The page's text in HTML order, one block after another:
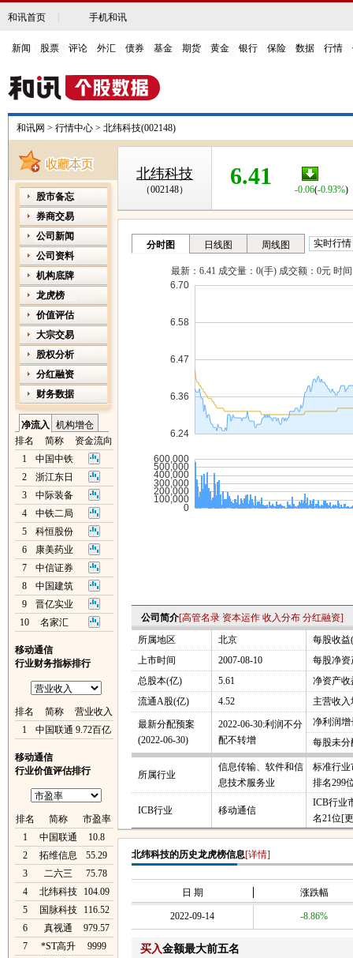
和讯首页 手机和讯
新闻 股票 评论 外汇 债券 基金 期货 黄金 银行 保险 数据 行情
和讯网 > 行情中心 > 北纬科技(002148)
股市备忘
券商交易
公司新闻
公司资料
机构底牌
龙虎榜
价值评估
大宗交易
股权分析
分红融资
财务数据
净流入
机构增仓
排名
简称
资金流向
1
中国中铁
2
浙江东日
3
中际装备
4
中铁二局
5
科恒股份
6
康美药业
7
中信证券
8
中国建筑
9
晋亿实业
10
名家汇
移动通信
行业财务指标排行
排名 简称
营业收入
1
中国联通 9.72百亿
移动通信
行业价值评估排行
排名 简称
市盈率
1
中国联通
10.8
2
拓维信息
55.29
3
二六三
75.78
4
北纬科技
104.09
5
国脉科技
116.52
6
真视通
979.57
7
*ST高升
9999
北纬科技
（002148）
6.41
-0.06(-0.93%)
公司简介[高管名录 资本运作 收入分布 分红融资]
所属地区
北京
每股收益
上市时间
2007-08-10
每股净资
总股本(亿)
5.61
净资产收
流通A股(亿)
4.52 主营收入
最新分配预案
(2022-06-30)
2022-06-30:利润不分
配不转增
净利润增
每股未分
所属行业
信息传输、软件和信
息技术服务业
标准行业
排名299
ICB行业 移动通信
ICB行业
名21位[
北纬科技的历史龙虎榜信息[详情]
日 期 涨跌幅
2022-09-14 -8.86%
买入金额最大前五名